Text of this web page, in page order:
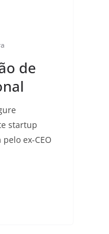
de
startup
ex-CEO